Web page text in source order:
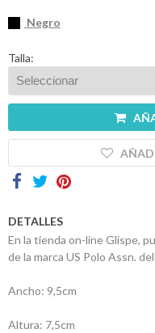
Negro
Talla:
DETALLES
En la tienda on-line Glispe,
de la marca US Polo Assn.
Ancho: 9,5cm
Altura: 7,5cm